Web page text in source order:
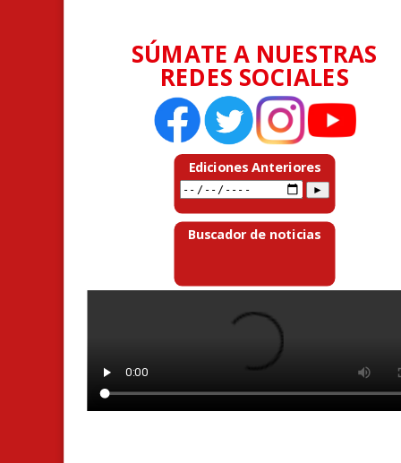
SÚMATE A NUESTRAS
REDES SOCIALES
Ediciones Anteriores
Buscador de noticias